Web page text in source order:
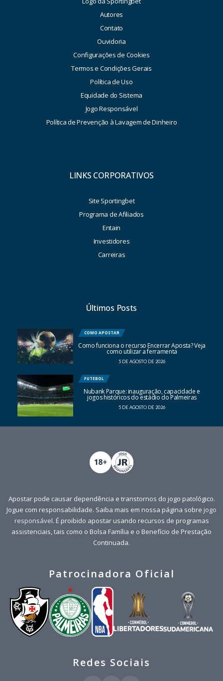
Autores
Contato
Ouvidoria
Configurações de Cookies
Termos e Condições Gerais
Política de Uso
Equidade do Sistema
Jogo Responsável
Política de Prevenção à Lavagem de Dinheiro
LINKS CORPORATIVOS
Site Sportingbet
Programa de Afiliados
Entain
Investidores
Carreiras
Últimos Posts
COMO APOSTAR
Como funciona o recurso Encerrar Aposta? Veja
como utilizar a ferramenta
5 DE AGOSTO DE 2026
FUTEBOL
Nubank Parque: inauguração, capacidade e
jogos históricos do estádio do Palmeiras
5 DE AGOSTO DE 2026
Apostar pode causar dependência e transtornos do jogo patológico.
Jogue com responsabilidade. Saiba mais em nossa página sobre jogo
responsável. É proibido apostar usando recursos de programas
assistenciais, tais como o Bolsa Família e o Benefício de Prestação
Continuada.
Patrocinadora Oficial
Redes Sociais